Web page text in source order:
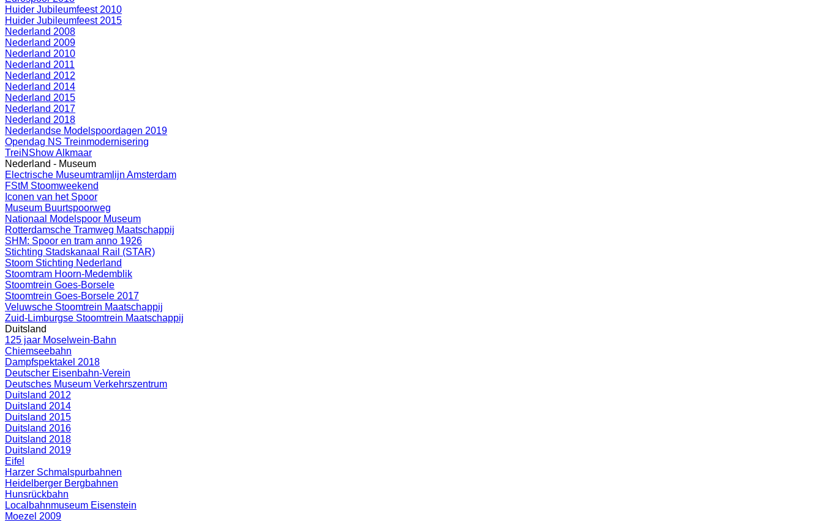
Huider Jubileumfeest 2010
Huider Jubileumfeest 2015
Nederland 2008
Nederland 2009
Nederland 2010
Nederland 2011
Nederland 2012
Nederland 2014
Nederland 2015
Nederland 2017
Nederland 2018
Nederlandse Modelspoordagen 2019
Opendag NS Treinmodernisering
TreiNShow Alkmaar
Nederland - Museum
Electrische Museumtramlijn Amsterdam
FStM Stoomweekend
Iconen van het Spoor
Museum Buurtspoorweg
Nationaal Modelspoor Museum
Rotterdamsche Tramweg Maatschappij
SHM: Spoor en tram anno 1926
Stichting Stadskanaal Rail (STAR)
Stoom Stichting Nederland
Stoomtram Hoorn-Medemblik
Stoomtrein Goes-Borsele
Stoomtrein Goes-Borsele 2017
Veluwsche Stoomtrein Maatschappij
Zuid-Limburgse Stoomtrein Maatschappij
Duitsland
125 jaar Moselwein-Bahn
Chiemseebahn
Dampfspektakel 2018
Deutscher Eisenbahn-Verein
Deutsches Museum Verkehrszentrum
Duitsland 2012
Duitsland 2014
Duitsland 2015
Duitsland 2016
Duitsland 2018
Duitsland 2019
Eifel
Harzer Schmalspurbahnen
Heidelberger Bergbahnen
Hunsrückbahn
Localbahnmuseum Eisenstein
Moezel 2009